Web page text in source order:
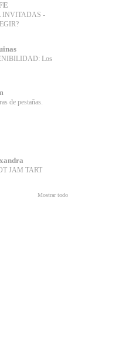
INVITADAS -
Los
de pestañas.
JAM TART
Mostrar todo